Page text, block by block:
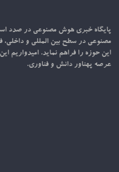
پایگاه خبری هوش مصنوعی در صدد
مصنوعی در سطح بین المللی و داخلی،
این حوزه را فراهم نماید.
عرصه پهناور دانش و فناوری.